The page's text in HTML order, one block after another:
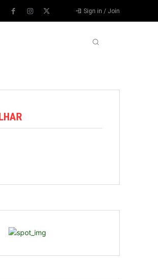
Sign in / Join